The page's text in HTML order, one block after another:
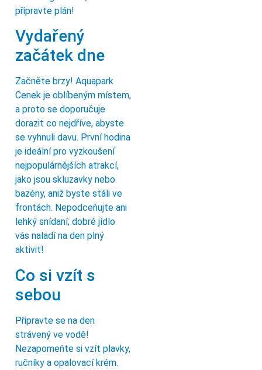
připravte plán!
Vydařený
začátek dne
Začněte brzy! Aquapark
Cenek je oblíbeným místem,
a proto se doporučuje
dorazit co nejdříve, abyste
se vyhnuli davu. První hodina
je ideální pro vyzkoušení
nejpopulárnějších atrakcí,
jako jsou skluzavky nebo
bazény, aniž byste stáli ve
frontách. Nepodceňujte ani
lehký snídaní; dobré jídlo
vás naladí na den plný
aktivit!
Co si vzít s
sebou
Připravte se na den
strávený ve vodě!
Nezapomeňte si vzít plavky,
ručníky a opalovací krém.